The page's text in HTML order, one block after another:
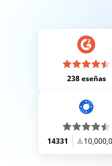
238 eseñas
14331